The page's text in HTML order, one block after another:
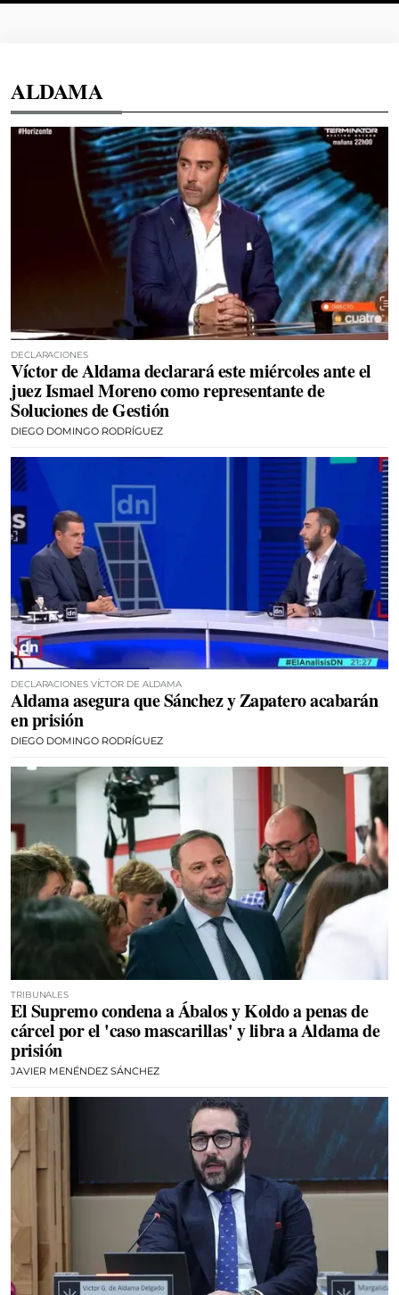
ALDAMA
DECLARACIONES
Víctor de Aldama declarará este miércoles ante el
juez Ismael Moreno como representante de
Soluciones de Gestión
DIEGO DOMINGO RODRÍGUEZ
DECLARACIONES VÍCTOR DE ALDAMA
Aldama asegura que Sánchez y Zapatero acabarán
en prisión
DIEGO DOMINGO RODRÍGUEZ
TRIBUNALES
El Supremo condena a Ábalos y Koldo a penas de
cárcel por el 'caso mascarillas' y libra a Aldama de
prisión
JAVIER MENÉNDEZ SÁNCHEZ